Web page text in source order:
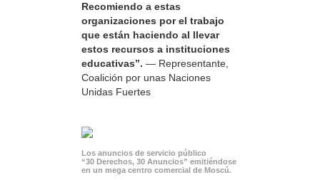
Recomiendo a estas
organizaciones por el trabajo
que están haciendo al llevar
estos recursos a instituciones
educativas”. — Representante,
Coalición por unas Naciones
Unidas Fuertes
Los anuncios de servicio público
“30 Derechos, 30 Anuncios” emitiéndose
en un mega centro comercial de Moscú.